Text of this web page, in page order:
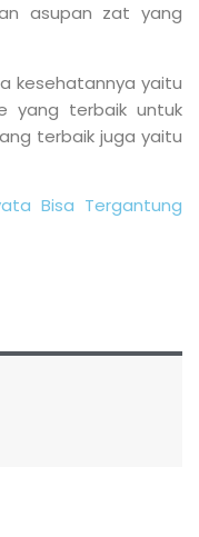
asupan zat yang
kesehatannya yaitu
yang terbaik untuk
terbaik juga yaitu
Bisa Tergantung